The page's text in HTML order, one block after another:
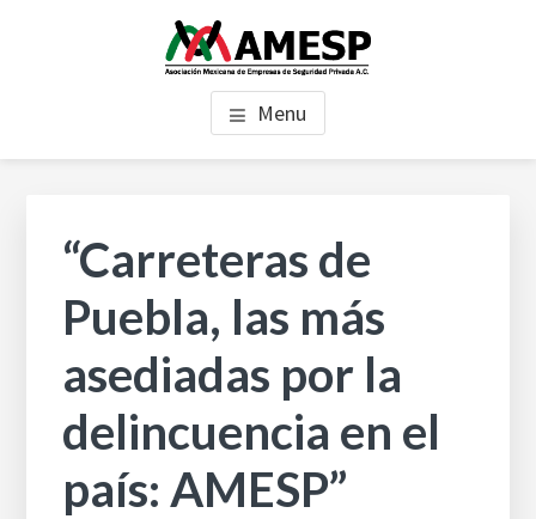
lateral
página
Asociación Mexicana de Empresas de Seguridad Privada, A.C.
Menu
“Carreteras de
Puebla, las más
asediadas por la
delincuencia en el
país: AMESP”
lateral
principal